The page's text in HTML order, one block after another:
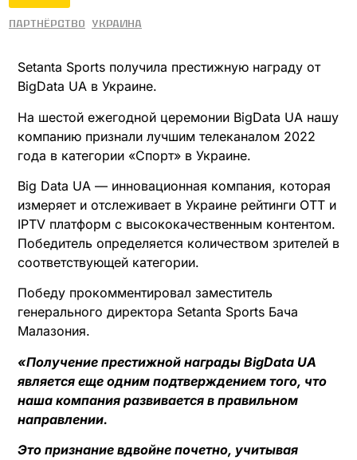
Партнёрство Украина
Setanta Sports получила престижную награду от
BigData UA в Украине.
На шестой ежегодной церемонии BigData UA нашу
компанию признали лучшим телеканалом 2022
года в категории «Спорт» в Украине.
Big Data UA — инновационная компания, которая
измеряет и отслеживает в Украине рейтинги OTT и
IPTV платформ с высококачественным контентом.
Победитель определяется количеством зрителей в
соответствующей категории.
Победу прокомментировал заместитель
генерального директора Setanta Sports Бача
Малазония.
«Получение престижной награды BigData UA
является еще одним подтверждением того, что
наша компания развивается в правильном
направлении.
Это признание вдвойне почетно, учитывая